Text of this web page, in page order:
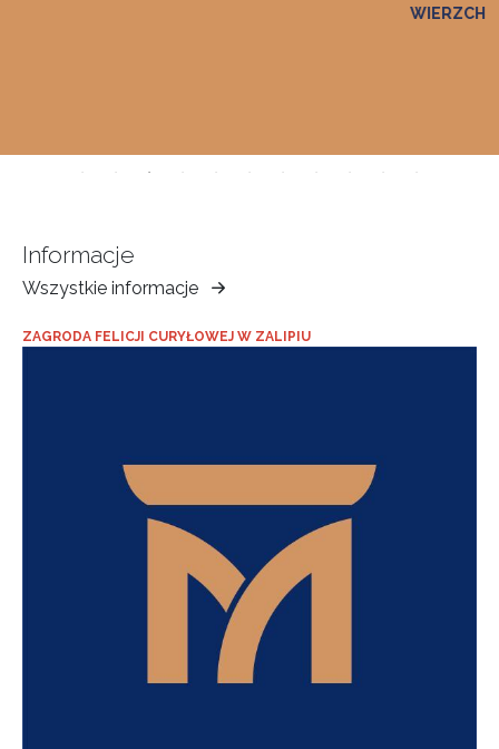
WIERZCHOSŁAWICACH
Informacje
Wszystkie informacje
Muzeum
Ziemi
Tarnowskiej
ZAGRODA FELICJI CURYŁOWEJ W ZALIPIU